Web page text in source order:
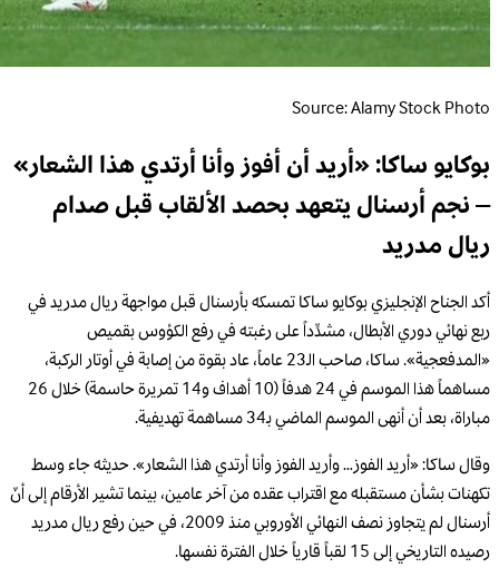
Source: Alamy Stock Photo
بوكايو ساكا: «أريد أن أفوز وأنا أرتدي هذا الشعار»
– نجم أرسنال يتعهد بحصد الألقاب قبل صدام
ريال مدريد
أكد الجناح الإنجليزي بوكايو ساكا تمسكه بأرسنال قبل مواجهة ريال مدريد في
ربع نهائي دوري الأبطال، مشدِّداً على رغبته في رفع الكؤوس بقميص
«المدفعجية». ساكا، صاحب الـ23 عاماً، عاد بقوة من إصابة في أوتار الركبة،
مساهماً هذا الموسم في 24 هدفاً (10 أهداف و14 تمريرة حاسمة) خلال 26
مباراة، بعد أن أنهى الموسم الماضي بـ34 مساهمة تهديفية.​
وقال ساكا: «أريد الفوز… وأريد الفوز وأنا أرتدي هذا الشعار». حديثه جاء وسط
تكهنات بشأن مستقبله مع اقتراب عقده من آخر عامين، بينما تشير الأرقام إلى أنّ
أرسنال لم يتجاوز نصف النهائي الأوروبي منذ 2009، في حين رفع ريال مدريد
رصيده التاريخي إلى 15 لقباً قارياً خلال الفترة نفسها.​